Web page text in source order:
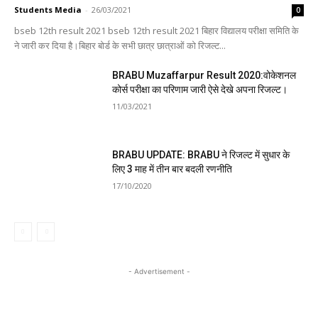
Students Media - 26/03/2021 0
bseb 12th result 2021 bseb 12th result 2021 बिहार विद्यालय परीक्षा समिति के
ने जारी कर दिया है।बिहार बोर्ड के सभी छात्र छात्राओं को रिजल्ट...
BRABU Muzaffarpur Result 2020:वोकेशनल
कोर्स परीक्षा का परिणाम जारी ऐसे देखे अपना रिजल्ट।
11/03/2021
BRABU UPDATE: BRABU ने रिजल्ट में सुधार के
लिए 3 माह में तीन बार बदली रणनीति
17/10/2020
- Advertisement -